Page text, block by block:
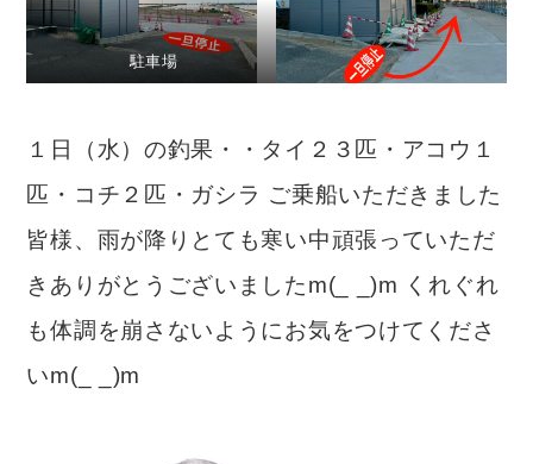
駐車場
１日（水）の釣果・・タイ２３匹・アコウ１
匹・コチ２匹・ガシラ ご乗船いただきました
皆様、雨が降りとても寒い中頑張っていただ
きありがとうございましたm(_ _)m くれぐれ
も体調を崩さないようにお気をつけてくださ
いm(_ _)m